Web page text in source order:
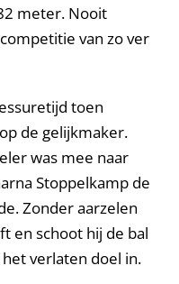
meter. Nooit
van zo ver
toen
de gelijkmaker.
was mee naar
Stoppelkamp de
Zonder aarzelen
en schoot hij de bal
verlaten doel in.